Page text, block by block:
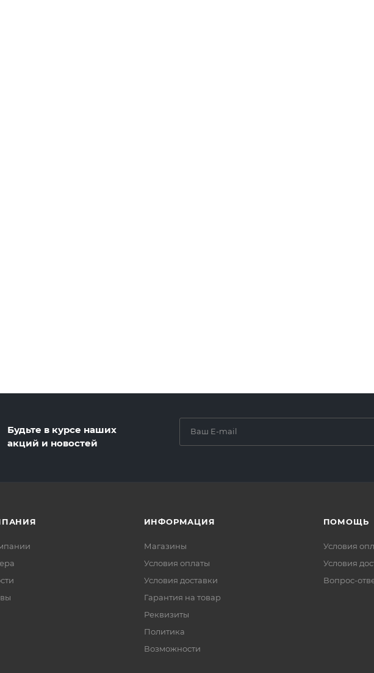
Будьте в курсе наших
акций и новостей
ИНФОРМАЦИЯ
Магазины
Условия оплаты
Условия доставки
Гарантия на товар
Реквизиты
Политика
Возможности
ПОМОЩЬ
Условия
Условия
Вопрос-